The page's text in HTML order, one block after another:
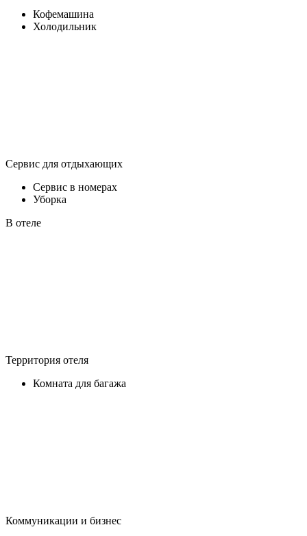
Кофемашина
Холодильник
Сервис для отдыхающих
Сервис в номерах
Уборка
В отеле
Территория отеля
Комната для багажа
Коммуникации и бизнес